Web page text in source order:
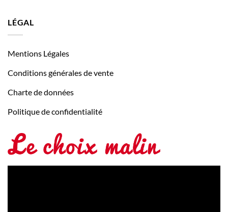
LÉGAL
Mentions Légales
Conditions générales de vente
Charte de données
Politique de confidentialité